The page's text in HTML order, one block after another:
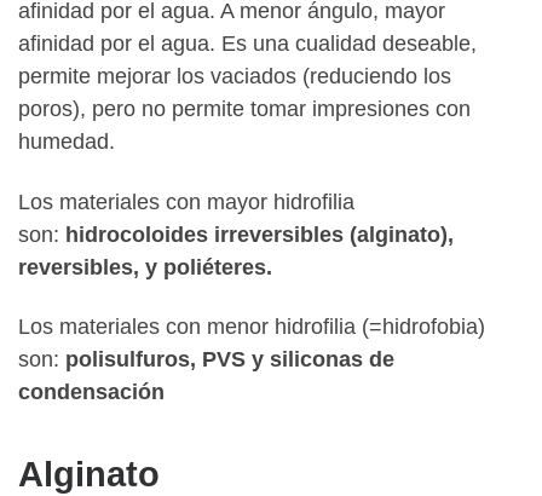
afinidad por el agua. A menor ángulo, mayor
afinidad por el agua. Es una cualidad deseable,
permite mejorar los vaciados (reduciendo los
poros), pero no permite tomar impresiones con
humedad.
Los materiales con mayor hidrofilia
son: hidrocoloides irreversibles (alginato),
reversibles, y poliéteres.
Los materiales con menor hidrofilia (=hidrofobia)
son: polisulfuros, PVS y siliconas de
condensación
Alginato